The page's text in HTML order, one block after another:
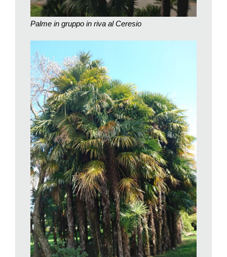
Company che lo aveva ingaggiato per trafugare piante di tè
verso l’India, dalla Cina. E qui trovò la «palma cinese» che
nel resto d’Europa ed è nota anche come Palma di Fortune
Trachycarpus fortunei.
Come ogni palma, oltre 2800 specie in tutto il mondo,
appartiene alla famigliaArecaceae,piante con portamento
arboreo ma, in pratica, delle «erbe»: il loro «tronco» non è
ramificato, è detto «stipite», al taglio non rivela i familiari
«anelli» d’accrescimento, crescono in altezza ma pochissimo
in spessore e perciò non le si possono chiamare «alberi».
Trachycarpus fortuneiè una palma di tutto rispetto che
s’allunga fino a trenta centimetri l’anno, superando facilmente i
dieci metri d’altezza. Le foglie, a forma di ventaglio larghe
quasi un metro e con un lungo picciolo, lasciano sul fusto, una
volta secche, dei tipici resti sfilacciati.
A maggio-giugno, sulla sommità compaiono le vistose
infiorescenze gialle, maschili e femminili solitamente su piante
diverse. Da quelle femminili si sviluppano piccoli frutti, drupe
raccolte a grappoli, quasi nere a maturazione. È fra le palme
Palme in gruppo in riva al Ceresio